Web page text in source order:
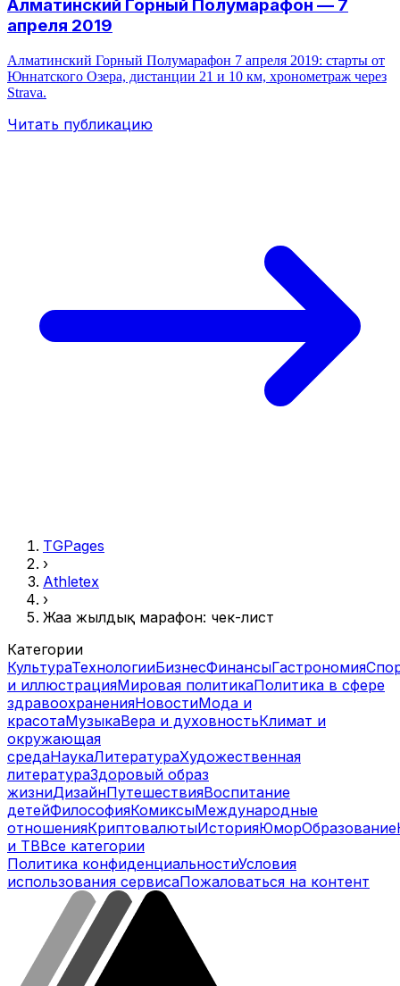
Алматинский Горный Полумарафон — 7
апреля 2019
Алматинский Горный Полумарафон 7 апреля 2019: старты от
Юннатского Озера, дистанции 21 и 10 км, хронометраж через
Strava.
Читать публикацию
TGPages
›
Athletex
›
Жаңа жылдық марафон: чек-лист
Категории
КультураТехнологииБизнесФинансыГастрономия
и иллюстрацияМировая политикаПолитика в сфере
здравоохраненияНовостиМода и
красотаМузыкаВера и духовностьКлимат и
окружающая
средаНаукаЛитератураХудожественная
литератураЗдоровый образ
жизниДизайнПутешествияВоспитание
детейФилософияКомиксыМеждународные
отношенияКриптовалютыИсторияЮморОбразование
и ТВВсе категории
Политика конфиденциальностиУсловия
использования сервисаПожаловаться на контент